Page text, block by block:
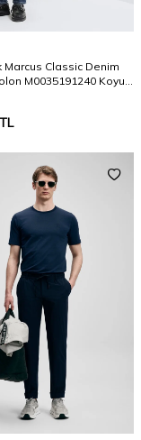
Marcus Classic Denim
M0035191240 Koyu